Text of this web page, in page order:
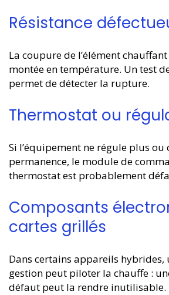
Résistance
La coupure de l’élément
montée en température. Un test
permet de détecter la rupture.
Thermostat ou
Si l’équipement ne régule plus ou
permanence, le module de
thermostat est probablement
Composants
cartes grillés
Dans certains appareils hybrides,
gestion peut piloter la chauffe :
défaut peut la rendre inutilisable.